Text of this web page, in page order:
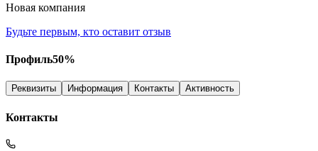
Новая компания
Будьте первым, кто оставит отзыв
Профиль50%
Реквизиты Информация Контакты Активность
Контакты